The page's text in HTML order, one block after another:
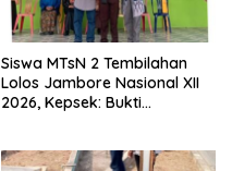
Siswa MTsN 2 Tembilahan
Lolos Jambore Nasional XII
2026, Kepsek: Bukti